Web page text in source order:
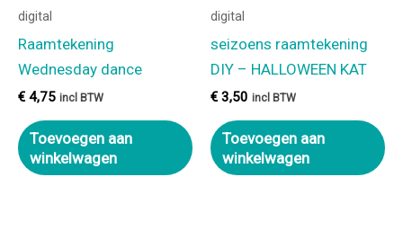
digital
Raamtekening
Wednesday dance
€ 4,75 incl BTW
Toevoegen aan
winkelwagen
digital
seizoens raamtekening
DIY – HALLOWEEN KAT
€ 3,50 incl BTW
Toevoegen aan
winkelwagen